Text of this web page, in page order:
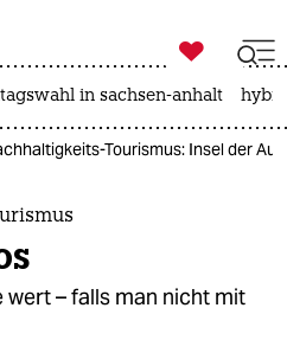
ich
ich

taz zahl ich
in sachsen-anhalt
Tourismus: Insel der
wert – falls man nicht mit